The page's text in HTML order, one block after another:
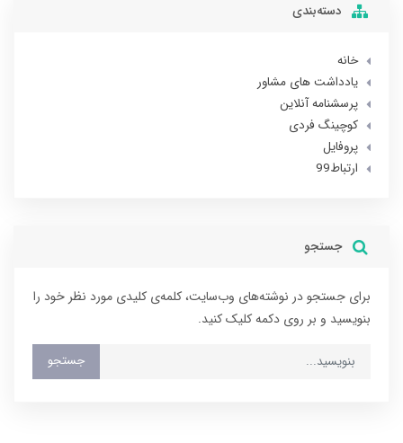
دسته‌بندی
خانه
یادداشت های مشاور
پرسشنامه آنلاین
کوچینگ فردی
پروفایل
ارتباط99
جستجو
برای جستجو در نوشته‌های وب‌سایت، کلمه‌ی کلیدی مورد نظر خود را
بنویسید و بر روی دکمه کلیک کنید.
جستجو